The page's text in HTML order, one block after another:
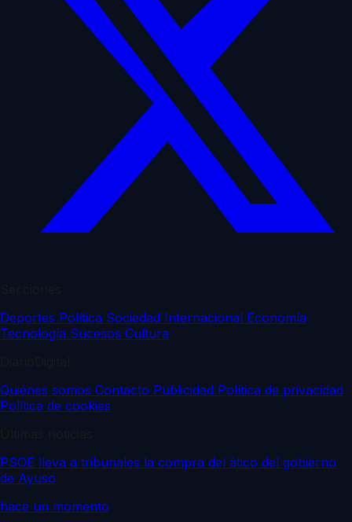
Deportes Política Sociedad Internacional Economía
Tecnología Sucesos Cultura
Quiénes somos Contacto Publicidad Política de privacidad
Política de cookies
PSOE lleva a tribunales la compra del ático del gobierno
de Ayuso
hace un momento